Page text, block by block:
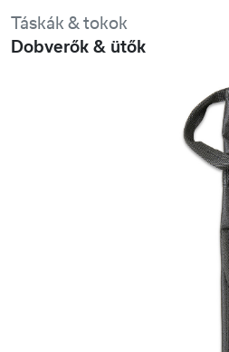
Táskák & tokok
Dobverők & ütők